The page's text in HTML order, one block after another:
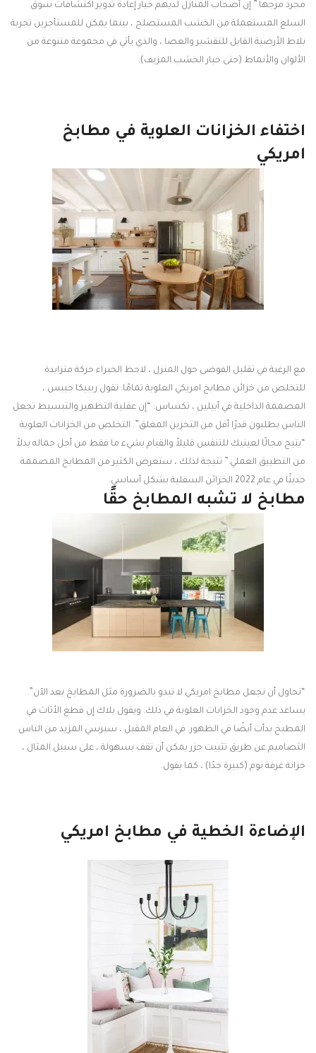
مجرد مزجها.” إن أصحاب المنازل لديهم خيار إعادة تدوير اكتشافات سوق
السلع المستعملة من الخشب المستصلح ، بينما يمكن للمستأجرين تجربة
بلاط الأرضية القابل للتقشير والعصا ، والذي يأتي في مجموعة متنوعة من
الألوان والأنماط (حتى خيار الخشب المزيف).
اختفاء الخزانات العلوية في مطابخ
امريكي
مع الرغبة في تقليل الفوضى حول المنزل ، لاحظ الخبراء حركة متزايدة
للتخلص من خزائن مطابخ امريكي العلوية تمامًا. تقول ريبيكا جيبس ​​،
المصممة الداخلية في أبيلين ، تكساس: “إن عقلية التطهير والتبسيط تجعل
الناس يطلبون قدرًا أقل من التخزين المغلق”. التخلص من الخزانات العلوية
“يتيح مجالًا لعينيك للتنفس قليلاً والقيام بشيء ما فقط من أجل جماله بدلاً
من التطبيق العملي.” نتيجة لذلك ، ستعرض الكثير من المطابخ المصممة
حديثًا في عام 2022 الخزائن السفلية بشكل أساسي.
مطابخ لا تشبه المطابخ حقًا
“نحاول أن نجعل مطابخ امريكي لا تبدو بالضرورة مثل المطابخ بعد الآن”.
يساعد عدم وجود الخزانات العلوية في ذلك. ويقول بلاك إن قطع الأثاث في
المطبخ بدأت أيضًا في الظهور. في العام المقبل ، سيرسي المزيد من الناس
التصاميم عن طريق تثبيت جزر يمكن أن تقف بسهولة ، على سبيل المثال ،
خزانة غرفة نوم (كبيرة جدًا) ، كما يقول.
الإضاءة الخطية في مطابخ امريكي